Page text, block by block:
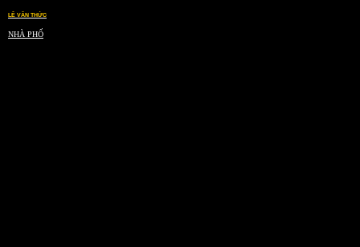
LÊ VĂN THỨC
NHÀ PHỐ